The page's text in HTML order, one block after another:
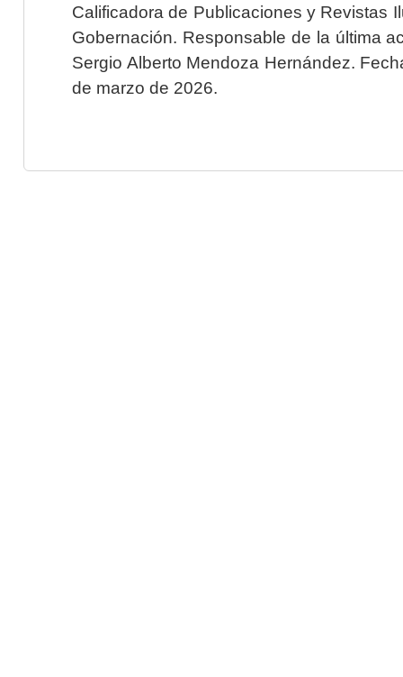
Calificadora de Publicaciones y Revistas
Gobernación. Responsable de la última
Sergio Alberto Mendoza Hernández.
de marzo de 2026.